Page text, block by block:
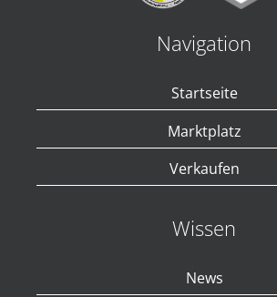
Navigation
Startseite
Marktplatz
Verkaufen
Wissen
News